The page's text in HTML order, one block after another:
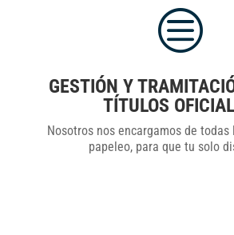
c
GESTIÓN Y
TÍTULOS
Nosotros nos encargamos de
papeleo, para que tu solo